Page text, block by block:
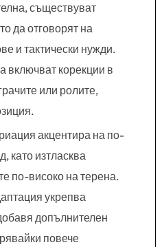
съществуват
да отговорят на
и тактически нужди.
включват корекции в
или ролите,
акцентира на по-
като изтласква
по-високо на терена.
укрепва
допълнителен
повече